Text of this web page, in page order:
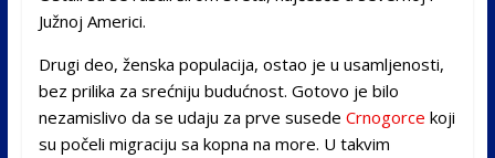
Južnoj Americi.
Drugi deo, ženska populacija, ostao je u usamljenosti,
bez prilika za srećniju budućnost. Gotovo je bilo
nezamislivo da se udaju za prve susede Crnogorce koji
su počeli migraciju sa kopna na more. U takvim